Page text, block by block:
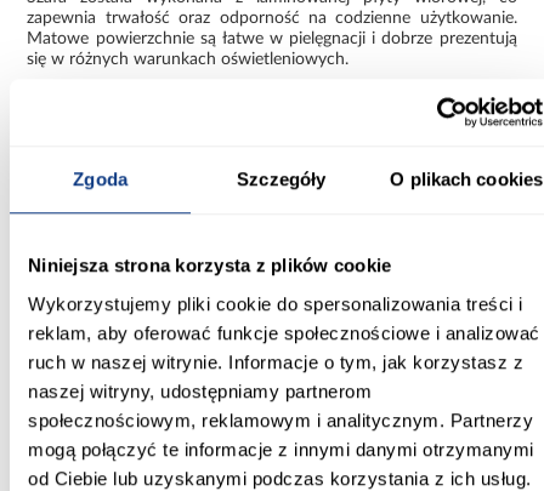
Zgoda Szczegóły O plikach cookies
Niniejsza strona korzysta z plików cookie
Wykorzystujemy pliki cookie do spersonalizowania treści i
reklam, aby oferować funkcje społecznościowe i analizować
ruch w naszej witrynie. Informacje o tym, jak korzystasz z
naszej witryny, udostępniamy partnerom
społecznościowym, reklamowym i analitycznym. Partnerzy
mogą połączyć te informacje z innymi danymi otrzymanymi
od Ciebie lub uzyskanymi podczas korzystania z ich usług.
zapewnia trwałość oraz odporność na codzienne użytkowanie.
Matowe powierzchnie są łatwe w pielęgnacji i dobrze prezentują
się w różnych warunkach oświetleniowych.
Połączenie bieli i czerni to ponadczasowe zestawienie, które
Funkcjonalna szafa Como 2-120
Szafa Como 2-120 biały/czarny to praktyczne i estetyczne
sprawiają, że dobrze sprawdza się w codziennym użytkowaniu.
Informacje Transport Informacje o
Kształt:
proste
Rodzaj drzwi: